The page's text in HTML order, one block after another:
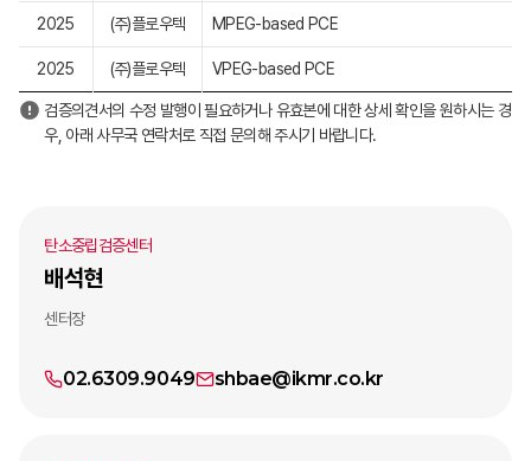
2025 (주)플로우텍 MPEG-based PCE
2025 (주)플로우텍 VPEG-based PCE
검증의견서의 수정 발행이 필요하거나 유효본에 대한 상세 확인을 원하시는 경
우, 아래 사무국 연락처로 직접 문의해 주시기 바랍니다.
탄소중립검증센터
배석현
센터장
02.6309.9049 shbae@ikmr.co.kr